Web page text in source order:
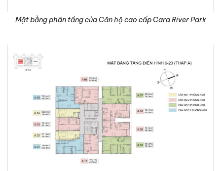
Mặt bằng phân tầng của Căn hộ cao cấp Cara River Park